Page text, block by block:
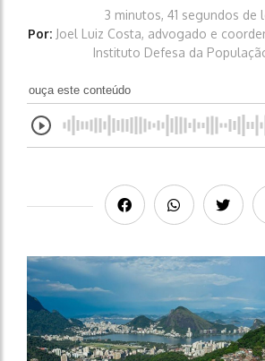
3 minutos, 41 segundos de
Por: Joel Luiz Costa, advogado e
Instituto Defesa da
ouça este conteúdo